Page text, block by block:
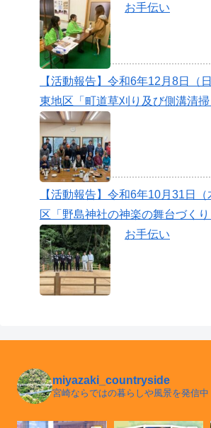
お手伝い
【活動報告】令和6年12月8日（
東地区「町道草刈り及び側溝清
【活動報告】令和6年10月31日
区「野島神社の神楽の舞台づく
お手伝い
miyazaki_countryside
宮崎ならではの暮らしや風景を発信中